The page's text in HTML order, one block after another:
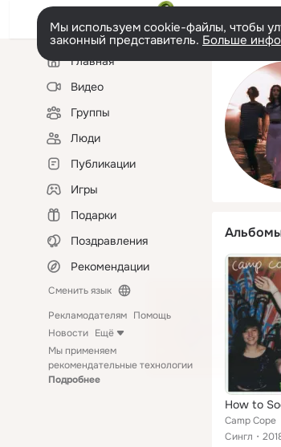
Мы используем cookie-файлы, чтобы
законный представитель. Больше
Левая
колонкаГлавная
Видео
Группы
Люди
Публикации
Игры
Подарки
Поздравления
Рекомендации
Сменить язык
Рекламодателям Помощь
Новости Ещё
Мы применяем
рекомендательные технологии
Подробнее
Camp Cope
Сингл